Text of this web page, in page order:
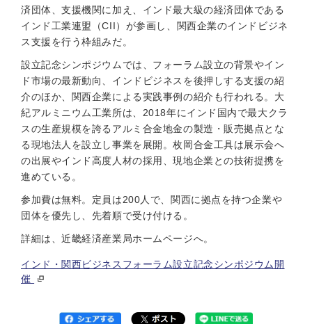
済団体、支援機関に加え、インド最大級の経済団体である
インド工業連盟（CII）が参画し、関西企業のインドビジネ
ス支援を行う枠組みだ。
設立記念シンポジウムでは、フォーラム設立の背景やイン
ド市場の最新動向、インドビジネスを後押しする支援の紹
介のほか、関西企業による実践事例の紹介も行われる。大
紀アルミニウム工業所は、2018年にインド国内で最大クラ
スの生産規模を誇るアルミ合金地金の製造・販売拠点とな
る現地法人を設立し事業を展開。枚岡合金工具は展示会へ
の出展やインド高度人材の採用、現地企業との技術提携を
進めている。
参加費は無料。定員は200人で、関西に拠点を持つ企業や
団体を優先し、先着順で受け付ける。
詳細は、近畿経済産業局ホームページへ。
インド・関西ビジネスフォーラム設立記念シンポジウム開
催